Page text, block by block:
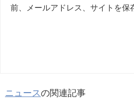
前、メールアドレス、サイトを保
ニュースの関連記事